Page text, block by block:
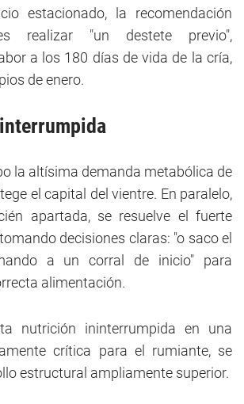
estacionado, la recomendación
realizar "un destete previo",
a los 180 días de vida de la cría,
de enero.
la altísima demanda metabólica de
el capital del vientre. En paralelo,
apartada, se resuelve el fuerte
decisiones claras: "o saco el
a un corral de inicio" para
alimentación.
nutrición ininterrumpida en una
crítica para el rumiante, se
estructural ampliamente superior.